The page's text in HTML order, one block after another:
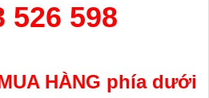
526 598
HÀNG phía dưới